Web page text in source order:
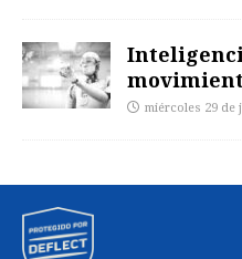
miércoles 29 de